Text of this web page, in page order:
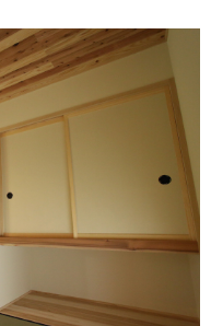
家